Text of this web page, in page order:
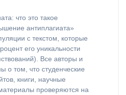
что это такое
антиплагиата»
с текстом, которые
его уникальности
Все авторы и
о том, что студенческие
книги, научные
проверяются на